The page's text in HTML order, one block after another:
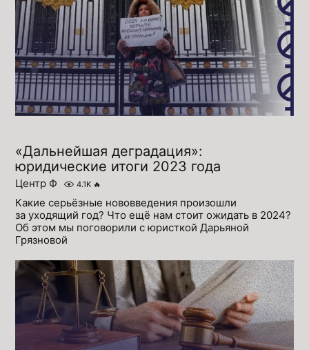
«Дальнейшая деградация»:
юридические итоги 2023 года
Центр Ф 4.1K 🔥
Какие серьёзные нововведения произошли
за уходящий год? Что ещё нам стоит ожидать в 2024?
Об этом мы поговорили с юристкой Дарьяной
Грязновой